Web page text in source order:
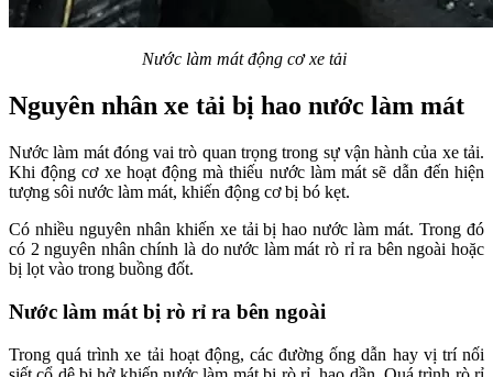
Nước làm mát động cơ xe tải
Nguyên nhân xe tải bị hao nước làm mát
Nước làm mát đóng vai trò quan trọng trong sự vận hành của xe tải.
Khi động cơ xe hoạt động mà thiếu nước làm mát sẽ dẫn đến hiện
tượng sôi nước làm mát, khiến động cơ bị bó kẹt.
Có nhiều nguyên nhân khiến xe tải bị hao nước làm mát. Trong đó
có 2 nguyên nhân chính là do nước làm mát rò rỉ ra bên ngoài hoặc
bị lọt vào trong buồng đốt.
Nước làm mát bị rò rỉ ra bên ngoài
Trong quá trình xe tải hoạt động, các đường ống dẫn hay vị trí nối